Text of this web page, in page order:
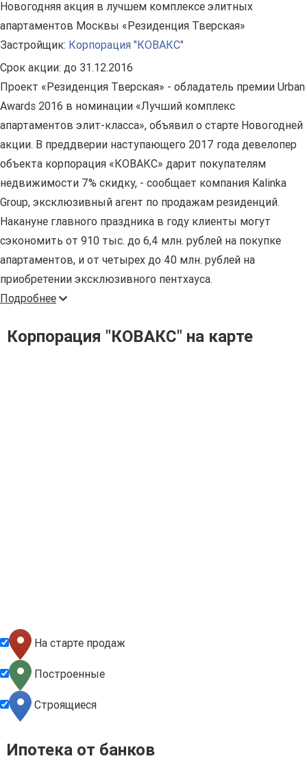
Новогодняя акция в лучшем комплексе элитных
апартаментов Москвы «Резиденция Тверская»
Застройщик: Корпорация "КОВАКС"
Срок акции: до 31.12.2016
Проект «Резиденция Тверская» - обладатель премии Urban
Awards 2016 в номинации «Лучший комплекс
апартаментов элит-класса», объявил о старте Новогодней
акции. В преддверии наступающего 2017 года девелопер
объекта корпорация «КОВАКС» дарит покупателям
недвижимости 7% скидку, - сообщает компания Kalinka
Group, эксклюзивный агент по продажам резиденций.
Накануне главного праздника в году клиенты могут
сэкономить от 910 тыс. до 6,4 млн. рублей на покупке
апартаментов, и от четырех до 40 млн. рублей на
приобретении эксклюзивного пентхауса.
Подробнее
Корпорация "КОВАКС" на карте
На старте продаж
Построенные
Строящиеся
Ипотека от банков